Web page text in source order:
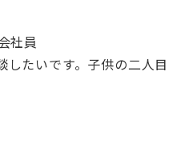
社員
したいです。子供の二人目